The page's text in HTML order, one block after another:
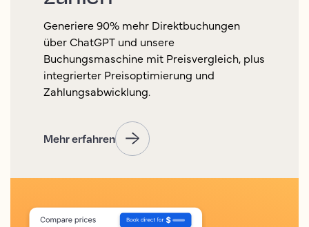
Generiere 90% mehr Direktbuchungen
über ChatGPT und unsere
Buchungsmaschine mit Preisvergleich, plus
integrierter Preisoptimierung und
Zahlungsabwicklung.
Mehr erfahren